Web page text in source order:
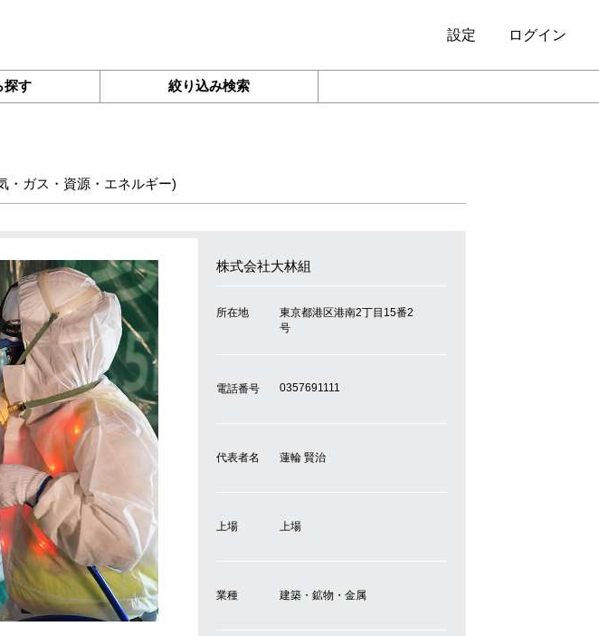
設定 ログイン
探す 絞り込み検索
・ガス・資源・エネルギー)
株式会社大林組
所在地
東京都港区港南2丁目15番2
号
電話番号 0357691111
代表者名 蓮輪 賢治
上場 上場
業種 建築・鉱物・金属